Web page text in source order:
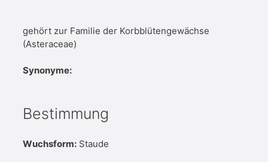
gehört zur Familie der Korbblütengewächse
(Asteraceae)
Synonyme:
Bestimmung
Wuchsform: Staude